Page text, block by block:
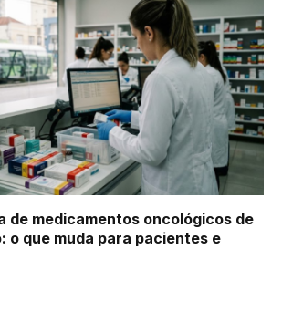
de medicamentos oncológicos de
o que muda para pacientes e